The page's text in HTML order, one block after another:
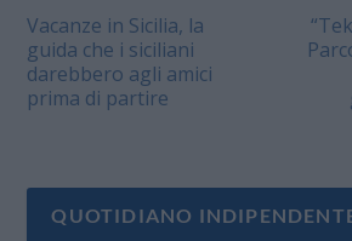
Vacanze in Sicilia, la
guida che i siciliani
darebbero agli amici
prima di partire
QUOTIDIANO